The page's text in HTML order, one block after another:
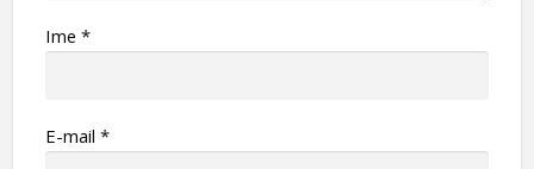
Ime *
Е-mail *